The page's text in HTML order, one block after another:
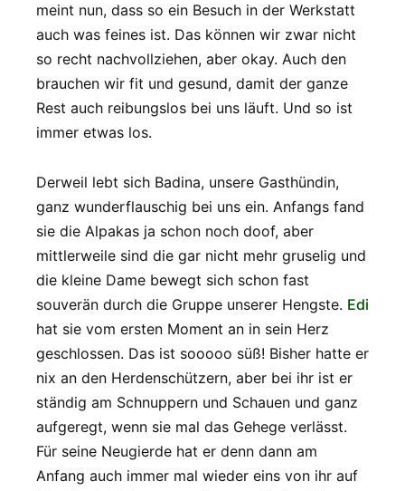
meint nun, dass so ein Besuch in der Werkstatt
auch was feines ist. Das können wir zwar nicht
so recht nachvollziehen, aber okay. Auch den
brauchen wir fit und gesund, damit der ganze
Rest auch reibungslos bei uns läuft. Und so ist
immer etwas los.
Derweil lebt sich Badina, unsere Gasthündin,
ganz wunderflauschig bei uns ein. Anfangs fand
sie die Alpakas ja schon noch doof, aber
mittlerweile sind die gar nicht mehr gruselig und
die kleine Dame bewegt sich schon fast
souverän durch die Gruppe unserer Hengste. Edi
hat sie vom ersten Moment an in sein Herz
geschlossen. Das ist sooooo süß! Bisher hatte er
nix an den Herdenschützern, aber bei ihr ist er
ständig am Schnuppern und Schauen und ganz
aufgeregt, wenn sie mal das Gehege verlässt.
Für seine Neugierde hat er denn dann am
Anfang auch immer mal wieder eins von ihr auf